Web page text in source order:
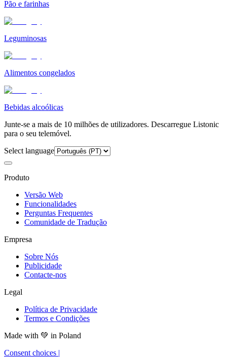
Pão e farinhas
Leguminosas
Alimentos congelados
Bebidas alcoólicas
Junte-se a mais de 10 milhões de utilizadores. Descarregue Listonic
para o seu telemóvel.
Select language
Produto
Versão Web
Funcionalidades
Perguntas Frequentes
Comunidade de Tradução
Empresa
Sobre Nós
Publicidade
Contacte-nos
Legal
Política de Privacidade
Termos e Condições
Made with 💚 in Poland
Consent choices |